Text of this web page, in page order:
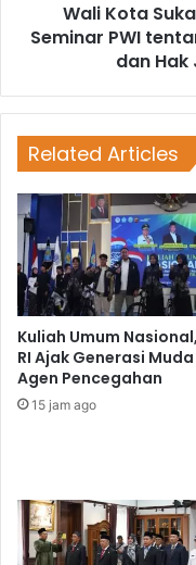
Wali Kota
Seminar PWI
dan
Related Articles
Kuliah Umum
RI Ajak Generasi
Agen Pencegahan
15 jam ago